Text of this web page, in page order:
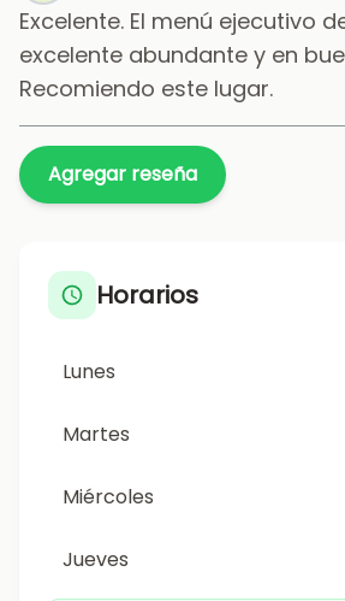
Excelente. El menú ejecutivo
excelente abundante y en
Recomiendo este lugar.
Agregar reseña
Horarios
Lunes
Martes
Miércoles
Jueves